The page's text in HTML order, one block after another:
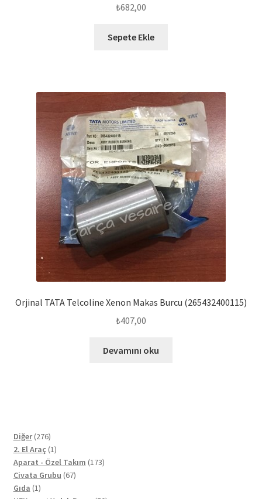
₺682,00
Sepete Ekle
Orjinal TATA Telcoline Xenon Makas Burcu (265432400115)
₺407,00
Devamını oku
Diğer 276276
ürün
2. El Araç 11
ürün
Aparat - Özel Takım 173173
Civata Grubu 6767
Gıda 11